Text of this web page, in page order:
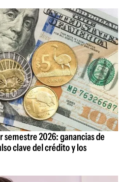
2026: ganancias de
clave del crédito y los